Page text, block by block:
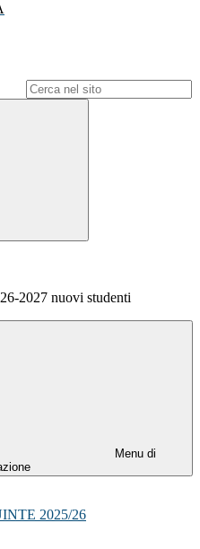
2027 nuovi studenti
Menu di
2025/26